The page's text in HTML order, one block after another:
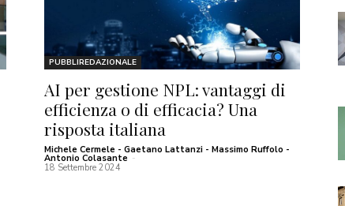
PUBBLIREDAZIONALE
AI per gestione NPL: vantaggi di
efficienza o di efficacia? Una
risposta italiana
Michele Cermele - Gaetano Lattanzi - Massimo Ruffolo -
Antonio Colasante -
18 Settembre 2024